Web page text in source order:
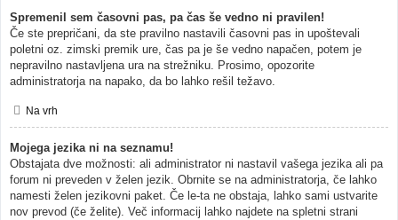
Spremenil sem časovni pas, pa čas še vedno ni pravilen!
Če ste prepričani, da ste pravilno nastavili časovni pas in upoštevali
poletni oz. zimski premik ure, čas pa je še vedno napačen, potem je
nepravilno nastavljena ura na strežniku. Prosimo, opozorite
administratorja na napako, da bo lahko rešil težavo.
Na vrh
Mojega jezika ni na seznamu!
Obstajata dve možnosti: ali administrator ni nastavil vašega jezika ali pa
forum ni preveden v želen jezik. Obrnite se na administratorja, če lahko
namesti želen jezikovni paket. Če le-ta ne obstaja, lahko sami ustvarite
nov prevod (če želite). Več informacij lahko najdete na spletni strani